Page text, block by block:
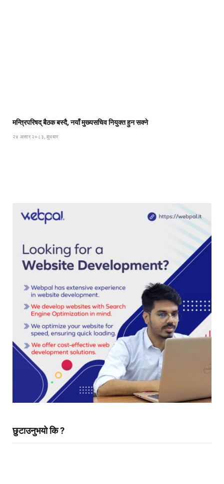
मन्त्रिपरिषद् बैठक बस्दै, नयाँ मुख्यसचिव नियुक्त हुन सक्ने
२४ असार २०८३, बुधबार
छुटाउनुभयो कि ?